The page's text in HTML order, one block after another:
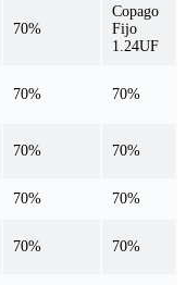
70%
Copago
Fijo
1.24UF
70% 70%
70% 70%
70% 70%
70% 70%